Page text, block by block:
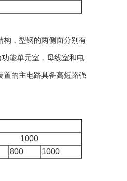
，型钢的两侧面分别有
能单元室，母线室和电
的主电路具备高短路强
1000
800 1000